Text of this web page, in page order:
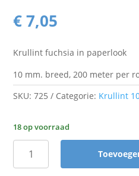
€7,05
Krullint fuchsia in paperlook
10 mm. breed, 200 meter per
SKU:725 Categorie: Krullint
18 op voorraad
Krullint